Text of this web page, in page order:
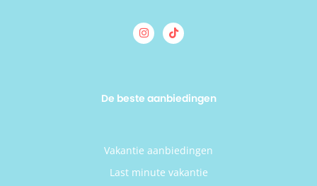
De beste aanbiedingen
Vakantie aanbiedingen
Last minute vakantie